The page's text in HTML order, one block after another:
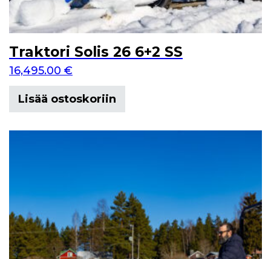
Traktori Solis 26 6+2 SS
16,495.00 €
Lisää ostoskoriin